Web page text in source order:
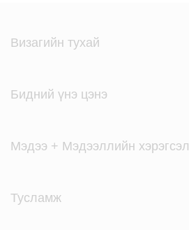
Визагийн тухай
Бидний үнэ цэнэ
Мэдээ + Мэдээллийн хэрэгсэл
Тусламж